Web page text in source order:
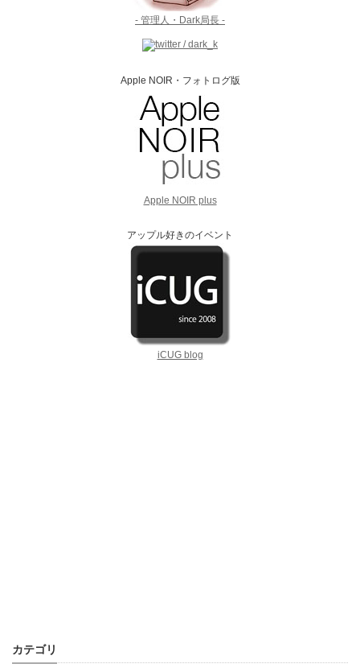
- 管理人・Dark局長 -
Apple NOIR・フォトログ版
Apple NOIR plus
アップル好きのイベント
iCUG blog
カテゴリ